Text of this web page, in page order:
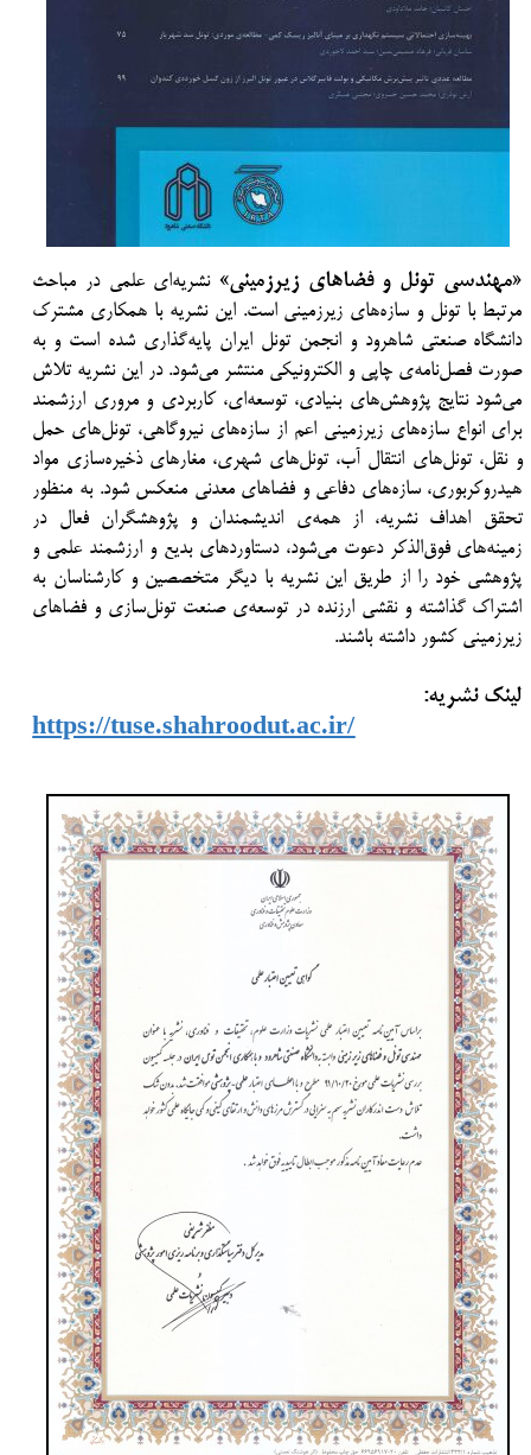
«مهندسی تونل و فضاهای زیرزمینی» نشریه‌ای علمی در مباحث
مرتبط با تونل و سازه‌های زیرزمینی است. این نشریه با همکاری مشترک
دانشگاه صنعتی شاهرود و انجمن تونل ایران پایه‌گذاری شده است و به
صورت فصل‌نامه‌ی چاپی و الکترونیکی منتشر می‌شود. در این نشریه تلاش
می‌شود نتایج پژوهش‌های بنیادی، توسعه‌ای، کاربردی و مروری ارزشمند
برای انواع سازه‌های زیرزمینی اعم از سازه‌های نیروگاهی، تونل‌های حمل
و نقل، تونل‌های انتقال آب، تونل‌های شهری، مغارهای ذخیره‌سازی مواد
هیدروکربوری، سازه‌های دفاعی و فضاهای معدنی منعکس شود. به منظور
تحقق اهداف نشریه، از همه‌ی اندیشمندان و پژوهشگران فعال در
زمینه‌های فوق‌الذکر دعوت می‌شود، دستاوردهای بدیع و ارزشمند علمی و
پژوهشی خود را از طریق این نشریه با دیگر متخصصین و کارشناسان به
اشتراک گذاشته و نقشی ارزنده در توسعه‌ی صنعت تونل‌سازی و فضاهای
زیرزمینی کشور داشته باشند.
لینک نشریه:
https://tuse.shahroodut.ac.ir/